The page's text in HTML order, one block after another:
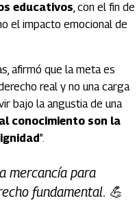
educativos, con el fin de
el impacto emocional de
afirmó que la meta es
real y no una carga
bajo la angustia de una
conocimiento son la
”.
mercancía para
fundamental. 💪